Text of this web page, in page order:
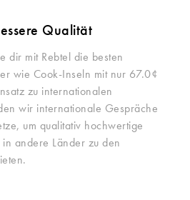
Qualität
dir mit Rebtel die besten
wie Cook-Inseln mit nur 67.0¢
zu internationalen
wir internationale Gespräche
um qualitativ hochwertige
in andere Länder zu den